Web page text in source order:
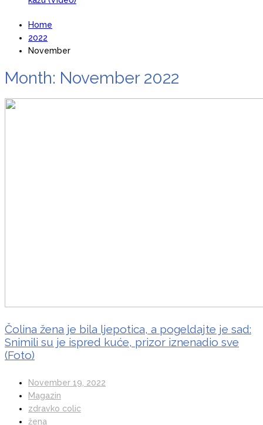
Home
2022
November
Month: November 2022
Čolina žena je bila ljepotica, a pogeldajte je sad:
Snimili su je ispred kuće, prizor iznenadio sve
(Foto)
November 19, 2022
Magazin
zdravko colic
žena